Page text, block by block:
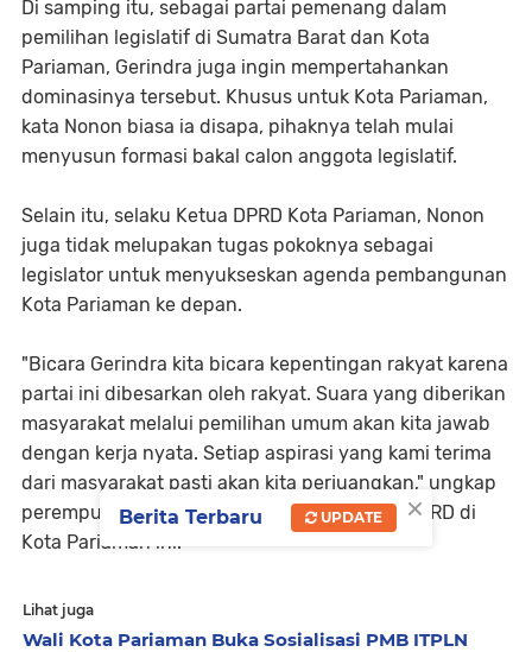
Di samping itu, sebagai partai pemenang dalam
pemilihan legislatif di Sumatra Barat dan Kota
Pariaman, Gerindra juga ingin mempertahankan
dominasinya tersebut. Khusus untuk Kota Pariaman,
kata Nonon biasa ia disapa, pihaknya telah mulai
menyusun formasi bakal calon anggota legislatif.
Selain itu, selaku Ketua DPRD Kota Pariaman, Nonon
juga tidak melupakan tugas pokoknya sebagai
legislator untuk menyukseskan agenda pembangunan
Kota Pariaman ke depan.
"Bicara Gerindra kita bicara kepentingan rakyat karena
partai ini dibesarkan oleh rakyat. Suara yang diberikan
masyarakat melalui pemilihan umum akan kita jawab
dengan kerja nyata. Setiap aspirasi yang kami terima
dari masyarakat pasti akan kita perjuangkan," ungkap
perempuan pertama yang menjabat Ketua DPRD di
Kota Pariaman ini.
Lihat juga
Wali Kota Pariaman Buka Sosialisasi PMB ITPLN
×
Berita Terbaru UPDATE